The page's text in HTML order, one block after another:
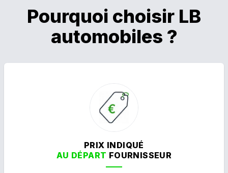
Pourquoi choisir LB
automobiles ?
PRIX INDIQUÉ
AU DÉPART FOURNISSEUR